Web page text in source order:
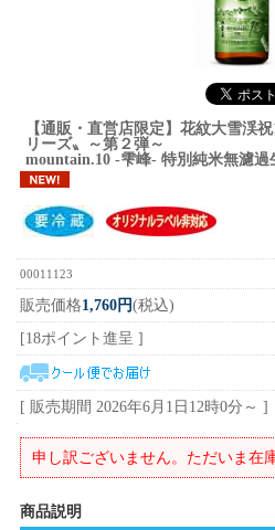
【通販・直営店限定】花紋大雪渓
リーズ〟～第２弾～
mountain.10 -雫峰- 特別純米無濾過
00011123
販売価格1,760円(税込)
[18ポイント進呈 ]
[ 販売期間 2026年6月1日12時0分 ～ ]
申し訳ございません。ただいま在
商品説明